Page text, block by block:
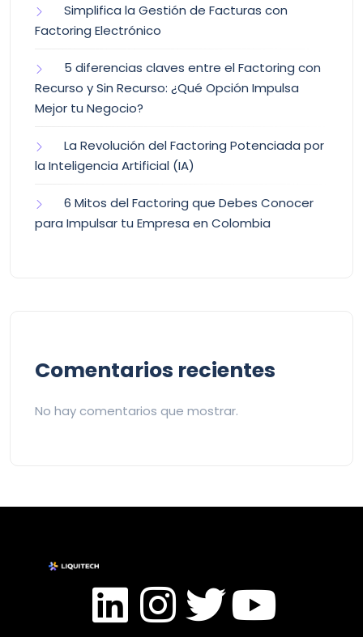
Simplifica la Gestión de Facturas con
Factoring Electrónico
5 diferencias claves entre el Factoring con
Recurso y Sin Recurso: ¿Qué Opción Impulsa
Mejor tu Negocio?
La Revolución del Factoring Potenciada por
la Inteligencia Artificial (IA)
6 Mitos del Factoring que Debes Conocer
para Impulsar tu Empresa en Colombia
Comentarios recientes
No hay comentarios que mostrar.